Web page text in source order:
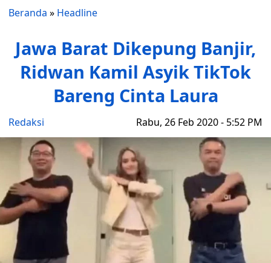
Beranda » Headline
Jawa Barat Dikepung Banjir,
Ridwan Kamil Asyik TikTok
Bareng Cinta Laura
Redaksi Rabu, 26 Feb 2020 - 5:52 PM